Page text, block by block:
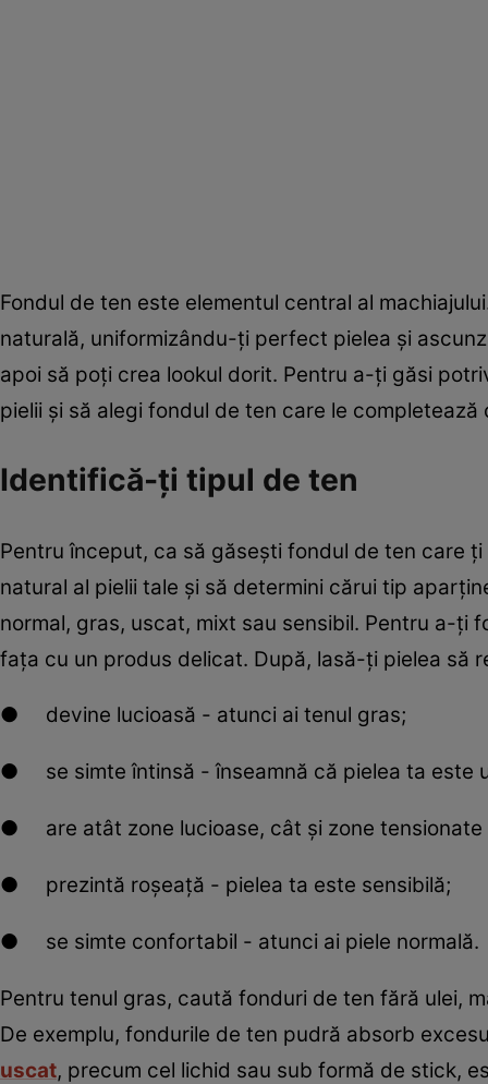
Fondul de ten este elementul central al
naturală, uniformizându-ți perfect pielea și
apoi să poți crea lookul dorit. Pentru a-ți găsi
pielii și să alegi fondul de ten care le completează
Identifică-ți tipul de ten
Pentru început, ca să găsești fondul de ten care
natural al pielii tale și să determini cărui tip
normal, gras, uscat, mixt sau sensibil. Pentru a-
fața cu un produs delicat. După, lasă-ți pielea să
● devine lucioasă - atunci ai tenul gras;
● se simte întinsă - înseamnă că pielea ta este
● are atât zone lucioase, cât și zone tensionate
● prezintă roșeață - pielea ta este sensibilă;
● se simte confortabil - atunci ai piele normală.
Pentru tenul gras, caută fonduri de ten fără ulei,
De exemplu, fondurile de ten pudră absorb
uscat, precum cel lichid sau sub formă de stick,